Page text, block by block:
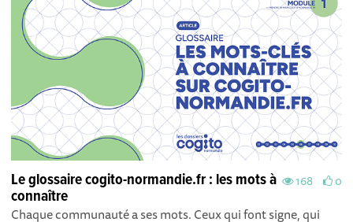
168 0
Le glossaire cogito-normandie.fr : les mots à
connaître
Chaque communauté a ses mots. Ceux qui font signe, qui